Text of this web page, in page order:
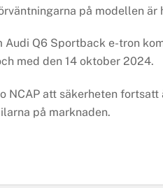
på modellen är
Audi Q6 Sportback e-tron
med den 14 oktober 2024.
att säkerheten fortsatt
på marknaden.